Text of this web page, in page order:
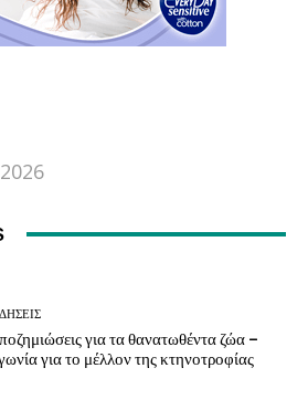
για τα θανατωθέντα ζώα –
για το μέλλον της κτηνοτροφίας